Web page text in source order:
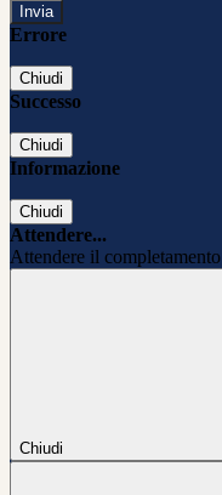
Errore
Chiudi
Successo
Chiudi
Informazione
Chiudi
Attendere...
Attendere il
Chiudi